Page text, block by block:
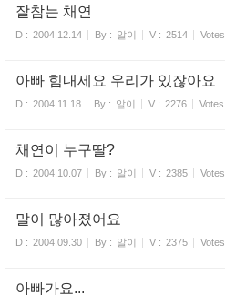
잘참는 채연
D : 2004.12.14 By : 알이 V : 2514 Votes
아빠 힘내세요 우리가 있잖아요
D : 2004.11.18 By : 알이 V : 2276 Votes
채연이 누구딸?
D : 2004.10.07 By : 알이 V : 2385 Votes
말이 많아졌어요
D : 2004.09.30 By : 알이 V : 2375 Votes
아빠가요...